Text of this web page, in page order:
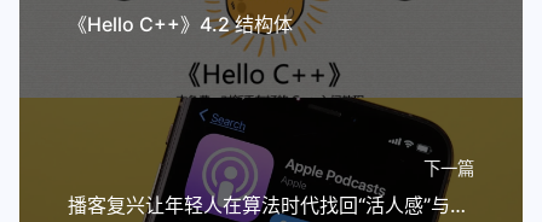
《Hello C++》4.2 结构体
下一篇
播客复兴让年轻人在算法时代找回“活人感”与深度交流